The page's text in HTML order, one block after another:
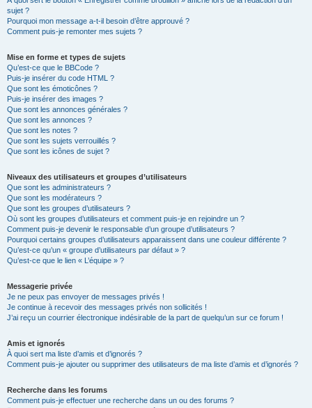
sujet ?
Pourquoi mon message a-t-il besoin d’être approuvé ?
Comment puis-je remonter mes sujets ?
Mise en forme et types de sujets
Qu’est-ce que le BBCode ?
Puis-je insérer du code HTML ?
Que sont les émoticônes ?
Puis-je insérer des images ?
Que sont les annonces générales ?
Que sont les annonces ?
Que sont les notes ?
Que sont les sujets verrouillés ?
Que sont les icônes de sujet ?
Niveaux des utilisateurs et groupes d’utilisateurs
Que sont les administrateurs ?
Que sont les modérateurs ?
Que sont les groupes d’utilisateurs ?
Où sont les groupes d’utilisateurs et comment puis-je en rejoindre un ?
Comment puis-je devenir le responsable d’un groupe d’utilisateurs ?
Pourquoi certains groupes d’utilisateurs apparaissent dans une couleur différente ?
Qu’est-ce qu’un « groupe d’utilisateurs par défaut » ?
Qu’est-ce que le lien « L’équipe » ?
Messagerie privée
Je ne peux pas envoyer de messages privés !
Je continue à recevoir des messages privés non sollicités !
J’ai reçu un courrier électronique indésirable de la part de quelqu’un sur ce forum !
Amis et ignorés
À quoi sert ma liste d’amis et d’ignorés ?
Comment puis-je ajouter ou supprimer des utilisateurs de ma liste d’amis et d’ignorés ?
Recherche dans les forums
Comment puis-je effectuer une recherche dans un ou des forums ?